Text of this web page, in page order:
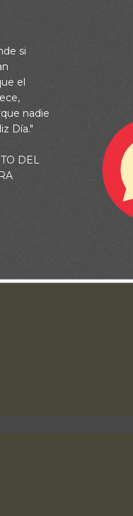
No temeré mal alguno,
infundirán
si
el
nadie
Día."
DEL